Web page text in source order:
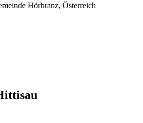
Hörbranz, Österreich